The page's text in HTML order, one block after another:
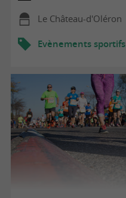
Le Château-d'Oléron
Evènements sportifs